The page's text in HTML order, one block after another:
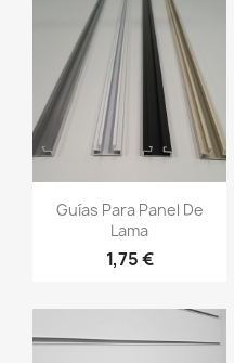
Vista rápida
Guías Para Panel De
Lama
1,75 €